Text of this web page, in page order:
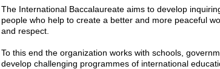
The International Baccalaureate aims to develop
people who help to create a better and more peaceful
and respect.
To this end the organization works with schools,
develop challenging programmes of international